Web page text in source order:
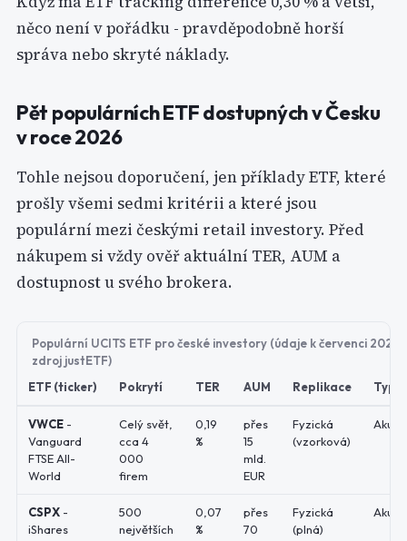
něco není v pořádku - pravděpodobně horší
správa nebo skryté náklady.
Pět populárních ETF dostupných v Česku
v roce 2026
Tohle nejsou doporučení, jen příklady ETF, které
prošly všemi sedmi kritérii a které jsou
populární mezi českými retail investory. Před
nákupem si vždy ověř aktuální TER, AUM a
dostupnost u svého brokera.
Populární UCITS ETF pro české investory (údaje k červenci 2026,
zdroj justETF)
ETF (ticker)
Pokrytí TER AUM Replikace Typ
VWCE -
Vanguard
FTSE All-
World
Celý svět,
cca 4
000
firem
0,19
%
přes
15
mld.
EUR
Fyzická
(vzorková)
CSPX -
iShares
500
největších
0,07
%
přes
70
Fyzická
(plná)